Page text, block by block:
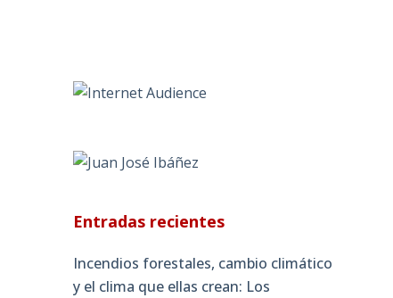
Entradas recientes
Incendios forestales, cambio climático
y el clima que ellas crean: Los